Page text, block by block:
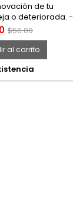
de tu
o deteriorada. -
residuos. -kit de
remplazar, para
-Repuestos para
143402.
Precio
base
$56.00
al carrito